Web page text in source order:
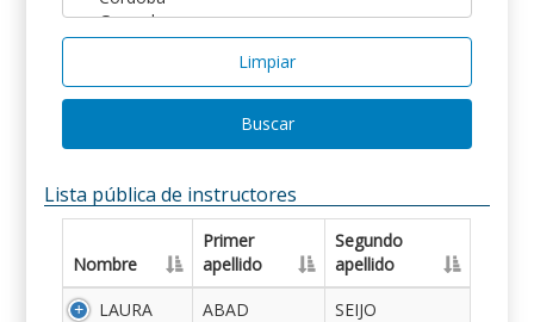
Limpiar
Buscar
Lista pública de instructores
Nombre
Primer
apellido
Segundo
apellido
LAURA
ABAD
SEIJO